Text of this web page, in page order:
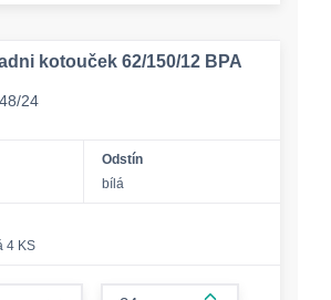
kotouček 62/150/12 BPA
24
Odstín
bílá
4 KS